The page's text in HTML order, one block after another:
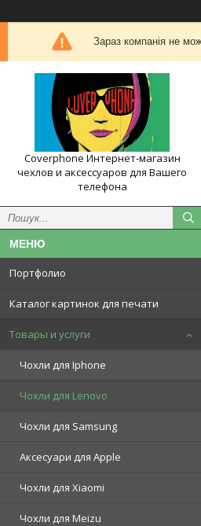
Зараз компанія не
Coverphone Интернет-магазин
чехлов и аксессуаров для Вашего
телефона
Портфолио
Каталог картинок для печати
Товары и услуги
Чохли для Iphone
Чохли для Lenovo
Чохли для Samsung
Аксесуари для Apple
Чохли для Xiaomi
Чохли для Meizu